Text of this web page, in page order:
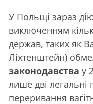
У Польщі зараз
виключенням
держав, таких як
Ліхтенштейн)
законодавства у
лише дві
переривання